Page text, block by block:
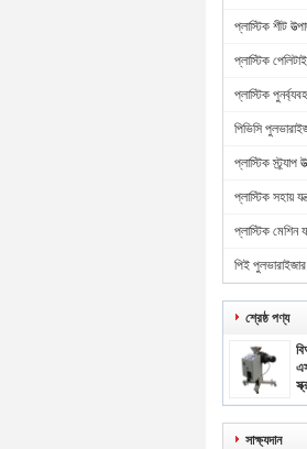
প্লাস্টিক শীট
প্লাস্টিক
প্লাস্টিক
পিভিসি
প্লাস্টিক স্ট্র্যাপ
প্লাস্টিক সহায়
প্লাস্টিক মেশিন
পিই পুলভারাইজার
শ্রেষ্ঠ পণ্য
সাক্ষ্যদান